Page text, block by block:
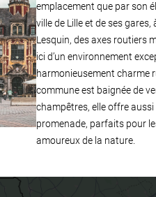
emplacement que par son
ville de Lille et de ses
Lesquin, des axes routiers
ici d’un environnement
harmonieusement charme
commune est baignée de
champêtres, elle offre
promenade, parfaits pour
amoureux de la nature.